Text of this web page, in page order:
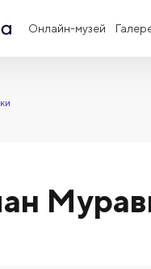
Онлайн-музей